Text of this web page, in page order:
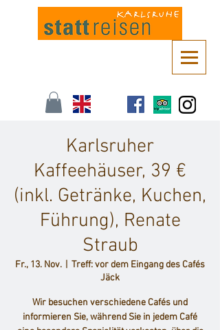
Karlsruher
Kaffeehäuser, 39 €
(inkl. Getränke, Kuchen,
Führung), Renate
Straub
Fr., 13. Nov.
  |
Treff: vor dem Eingang des Cafés
Jäck
Wir besuchen verschiedene Cafés und
informieren Sie, während Sie in jedem Café